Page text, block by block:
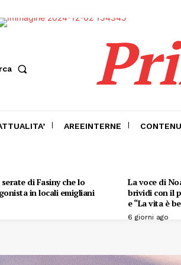
AREEINTERNE
di Fasiny che lo
in locali emigliani
La voce di
brividi con il
e “La vita è
6 giorni ago